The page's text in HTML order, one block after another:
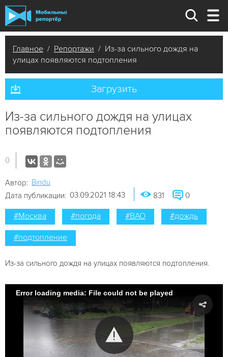
Главное / Репортажи / Из-за сильного дождя на
улицах появляются подтопления
Загрузить
Из-за сильного дождя на улицах
появляются подтопления
0
Автор: Bindu
Дата публикации: 03.09.2021 18:43 831 0
#Москва #погода #ВАО #дождь
#подтопление
Из-за сильного дождя на улицах появляются подтопления.
Error loading media: File could not be played